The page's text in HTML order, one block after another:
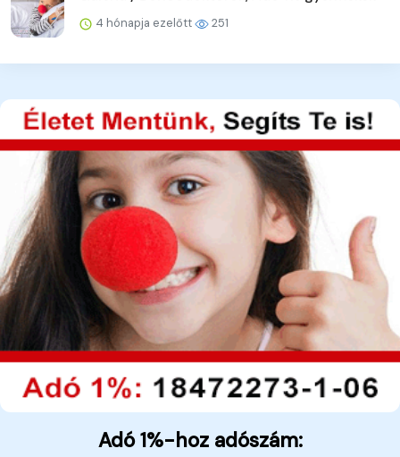
4 hónapja ezelőtt 251
Adó 1%-hoz adószám: